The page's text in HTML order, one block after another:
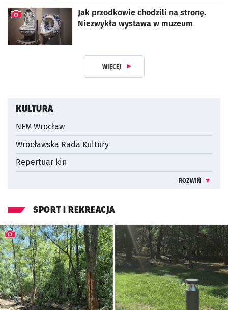
Jak przodkowie chodzili na stronę.
Niezwykła wystawa w muzeum
WIĘCEJ Z DZIAŁU KULTURA I ROZRYWKA
KULTURA
NFM Wrocław
Wrocławska Rada Kultury
Repertuar kin
ROZWIŃ
SPORT I REKREACJA